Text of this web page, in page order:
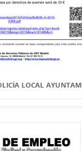
LOCAL